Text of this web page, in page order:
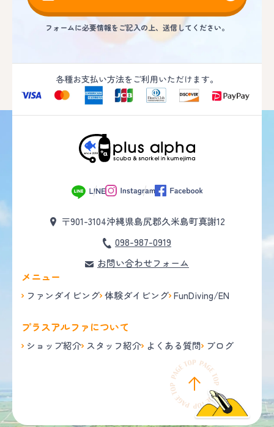
フォームに必要情報をご記入の上、送信してください。
各種お支払い方法をご利用いただけます。
〒901-3104沖縄県島尻郡久米島町真謝12
098-987-0919
お問い合わせフォーム
メニュー
ファンダイビング 体験ダイビング FunDiving/EN
プラスアルファについて
ショップ紹介 スタッフ紹介 よくある質問 ブログ